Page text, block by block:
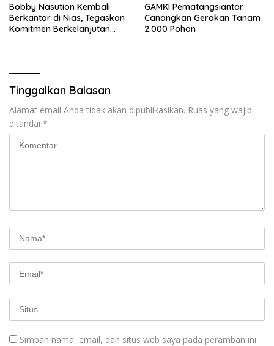
Bobby Nasution Kembali
Berkantor di Nias, Tegaskan
Komitmen Berkelanjutan
GAMKI Pematangsiantar
Canangkan Gerakan Tanam
2.000 Pohon
Tinggalkan Balasan
Alamat email Anda tidak akan dipublikasikan. Ruas yang wajib
ditandai *
Simpan nama, email, dan situs web saya pada peramban ini